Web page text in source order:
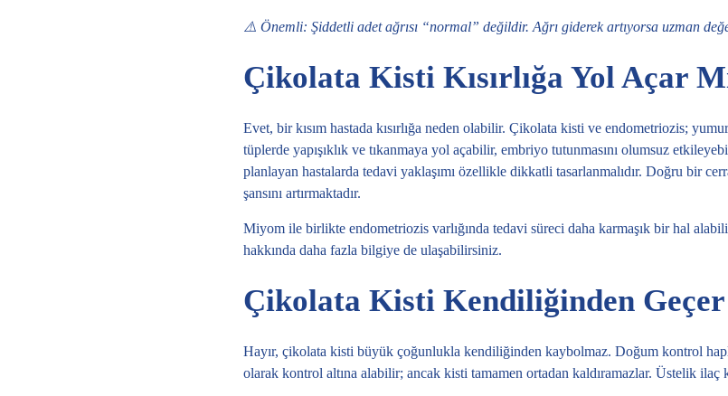
⚠️ Önemli: Şiddetli adet ağrısı “normal” değildir. Ağrı giderek artıyorsa uzman
Çikolata Kisti Kısırlığa Yol Açar
Evet, bir kısım hastada kısırlığa neden olabilir. Çikolata kisti ve endometriozis;
tüplerde yapışıklık ve tıkanmaya yol açabilir, embriyo tutunmasını olumsuz
planlayan hastalarda tedavi yaklaşımı özellikle dikkatli tasarlanmalıdır. Doğru bir
şansını artırmaktadır.
Miyom ile birlikte endometriozis varlığında tedavi süreci daha karmaşık bir hal
hakkında daha fazla bilgiye de ulaşabilirsiniz.
Çikolata Kisti Kendiliğinden
Hayır, çikolata kisti büyük çoğunlukla kendiliğinden kaybolmaz. Doğum kontrol
olarak kontrol altına alabilir; ancak kisti tamamen ortadan kaldıramazlar. Üstelik